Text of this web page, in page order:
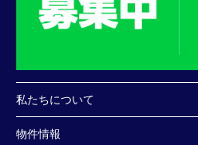
私たちについて
物件情報